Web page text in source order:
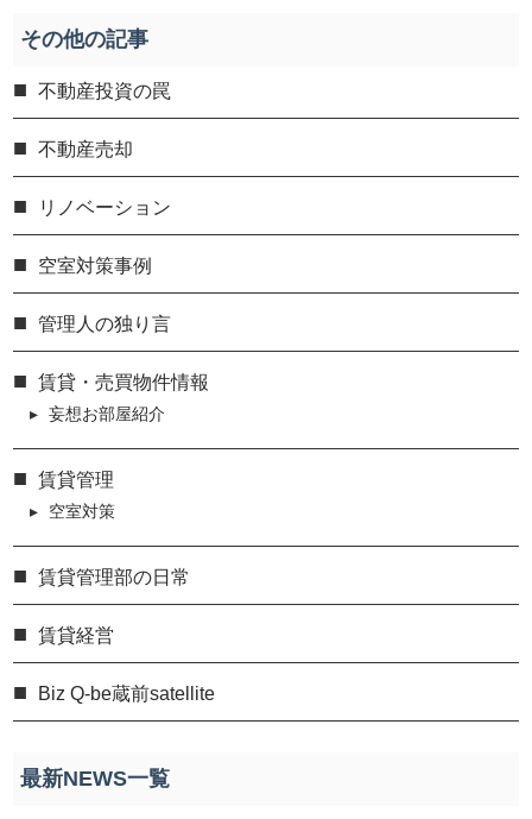
その他の記事
不動産投資の罠
不動産売却
リノベーション
空室対策事例
管理人の独り言
賃貸・売買物件情報
妄想お部屋紹介
賃貸管理
空室対策
賃貸管理部の日常
賃貸経営
Biz Q-be蔵前satellite
最新NEWS一覧